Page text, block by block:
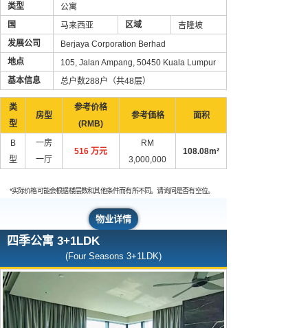
类型
公寓
国
马来西亚 区域
吉隆坡
发展公司
Berjaya Corporation Berhad
地点
105, Jalan Ampang, 50450 Kuala Lumpur
基本信息
总户数288户（共48层）
类
型
房型
参考价格
(RMB)
参考価格 面积
B
型
一房
一厅
516 万元
RM
3,000,000
108.08m²
*实际价格可能会根据楼层数和其他条件而有所不同。请询问是否有空位。
物业详情
四季公寓 3+1LDK
(Four Seasons 3+1LDK)